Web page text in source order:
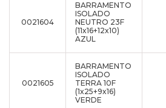
0021604
BARRAMENTO
ISOLADO
NEUTRO 23F
(11x16+12x10)
AZUL
0021605
BARRAMENTO
ISOLADO
TERRA 10F
(1x25+9x16)
VERDE